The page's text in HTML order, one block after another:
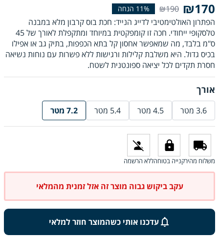
₪170
₪190
הפתרון האולטימטיבי לדייג הנייד: חכת בוס קרבון מלא במבנה
טלסקופי ייחודי. חכה זו קומפקטית במיוחד ומתקפלת לאורך של 45
ס"מ בלבד, מה שמאפשר אחסון קל בתא הכפפות, בתיק גב או אפילו
בכיס גדול. היא משלבת קלילות ורגישות ללא פשרות עם נוחות נשיאה
חסרת תקדים לכל יציאה ספונטנית לשטח.
אורך
3.6 מטר 4.5 מטר 5.4 מטר 7.2 מטר
משלוח מהירקנייה בטוחהללא הרשמה
עקב ביקוש גבוה מוצר זה אזל זמנית מהמלאי
עדכנו אותי כשהמוצר חוזר למלאי